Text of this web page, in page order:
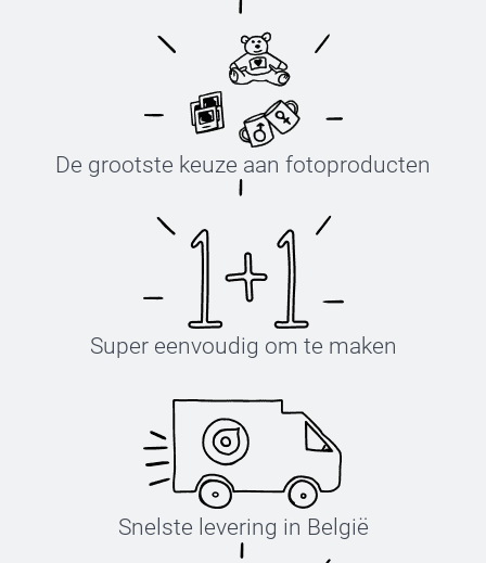
De grootste keuze aan fotoproducten
Super eenvoudig om te maken
Snelste levering in België